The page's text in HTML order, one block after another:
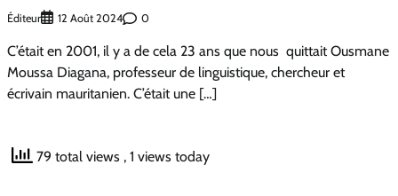
Éditeur 12 Août 2024 0
C’était en 2001, il y a de cela 23 ans que nous quittait Ousmane
Moussa Diagana, professeur de linguistique, chercheur et
écrivain mauritanien. C’était une […]
79 total views , 1 views today